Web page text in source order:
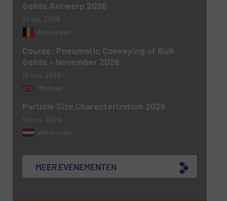
Solids Antwerp 2026
21 okt, 2026
Antwerpen
Course: Pneumatic Conveying of Bulk
Solids – November 2026
10 nov, 2026
Medway
Particle Size Characterization 2026
10 nov, 2026
Wateringen
MEER EVENEMENTEN